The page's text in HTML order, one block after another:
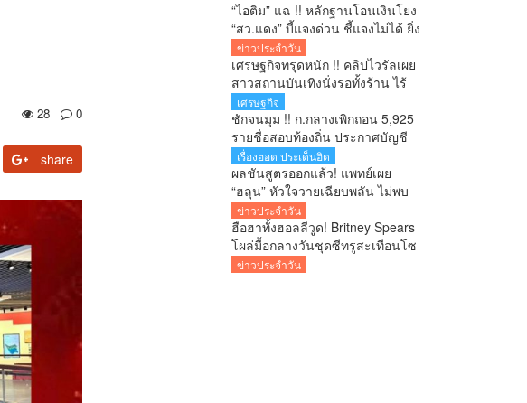
28 0
share
“ไอติม” แฉ !! หลักฐานโอนเงินโยง
“สว.แดง” บี้แจงด่วน ชี้แจงไม่ได้ ยิ่ง
เพิ่มข้อสงสัยคดีเลือก สว.
ข่าวประจำวัน
เศรษฐกิจทรุดหนัก !! คลิปไวรัลเผย
สาวสถานบันเทิงนั่งรอทั้งร้าน ไร้
ลูกค้าเข้าใช้บริการ โซเชียล
สะท้อนกำลังซื้อหดตัว
เศรษฐกิจ
ชักจนมุม !! ก.กลางเพิกถอน 5,925
รายชื่อสอบท้องถิ่น ประกาศบัญชี
ใหม่ 7 ส.ค. ยืนยันพร้อมสู้ทุกคดี
หลังอดีตอธิบดีโดน 6 ข้อหา
เรื่องฮอต ประเด็นฮิต
ผลชันสูตรออกแล้ว! แพทย์เผย
“ฮลุน” หัวใจวายเฉียบพลัน ไม่พบ
ร่องรอยถูกทำร้าย รอผลสารพิษ
ยืนยันอีก 1-2 สัปดาห์
ข่าวประจำวัน
ฮือฮาทั้งฮอลลีวูด! Britney Spears
โผล่มื้อกลางวันชุดซีทรูสะเทือนโซ
เชียล
ข่าวประจำวัน